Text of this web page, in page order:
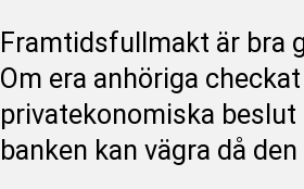
Framtidsfullmakt är bra
Om era anhöriga
privatekonomiska
banken kan vägra då